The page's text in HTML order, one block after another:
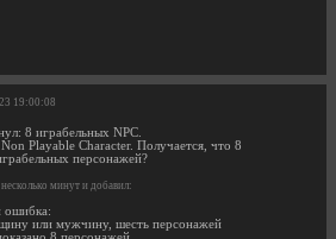
19:00:08
8 играбельных NPC.
Playable Character. Получается, что 8
персонажей?
минут и добавил:
ошибка:
или мужчину, шесть персонажей